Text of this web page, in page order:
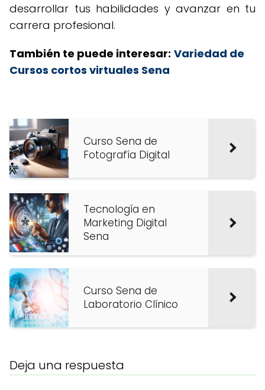
desarrollar tus habilidades y avanzar en tu
carrera profesional.
También te puede interesar: Variedad de
Cursos cortos virtuales Sena
Curso Sena de
Fotografía Digital
Tecnología en
Marketing Digital
Sena
Curso Sena de
Laboratorio Clínico
Deja una respuesta